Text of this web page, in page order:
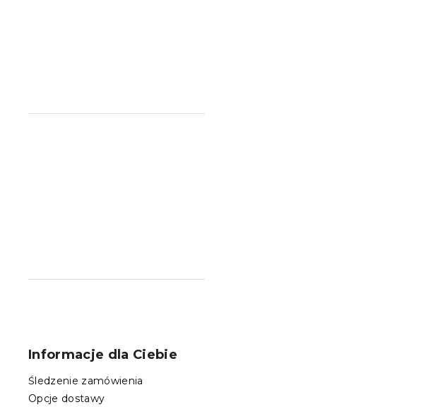
Informacje dla Ciebie
Śledzenie zamówienia
Opcje dostawy